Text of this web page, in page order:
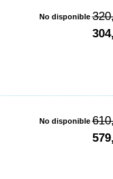
No disponible
No disponible